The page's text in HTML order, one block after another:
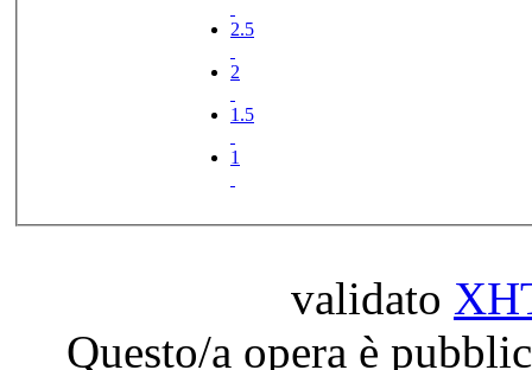
2.5
2
1.5
1
validato
Questo/a opera è